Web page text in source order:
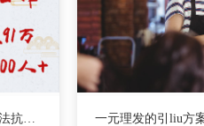
一元理发的引liu方